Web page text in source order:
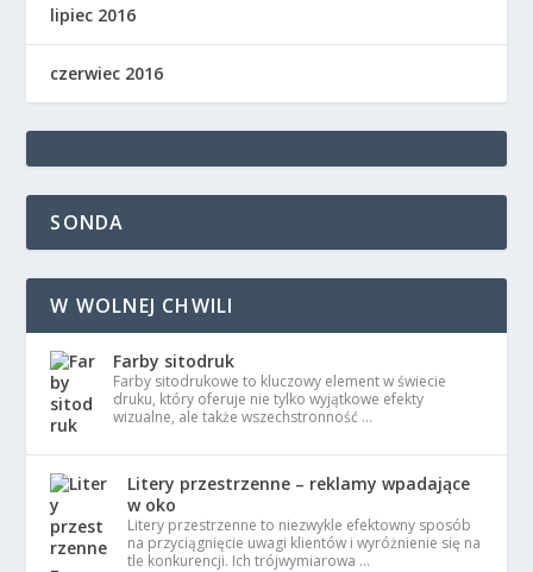
lipiec 2016
czerwiec 2016
SONDA
W WOLNEJ CHWILI
Farby sitodruk
Farby sitodrukowe to kluczowy element w świecie
druku, który oferuje nie tylko wyjątkowe efekty
wizualne, ale także wszechstronność …
Litery przestrzenne – reklamy wpadające
w oko
Litery przestrzenne to niezwykle efektowny sposób
na przyciągnięcie uwagi klientów i wyróżnienie się na
tle konkurencji. Ich trójwymiarowa …